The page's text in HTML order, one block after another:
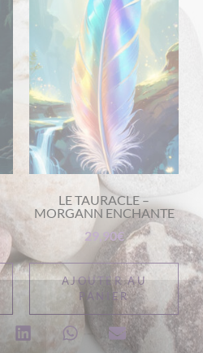
LE TAURACLE –
MORGANN ENCHANTE
29,90€
AJOUTER AU
PANIER